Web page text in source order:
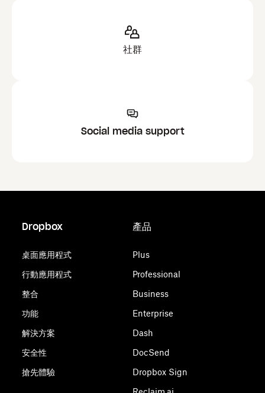
社群
Social media support
Dropbox
桌面應用程式
行動應用程式
整合
功能
解決方案
安全性
搶先體驗
產品
Plus
Professional
Business
Enterprise
Dash
DocSend
Dropbox Sign